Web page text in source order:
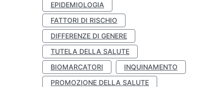
EPIDEMIOLOGIA
FATTORI DI RISCHIO
DIFFERENZE DI GENERE
TUTELA DELLA SALUTE
BIOMARCATORI
INQUINAMENTO
PROMOZIONE DELLA SALUTE